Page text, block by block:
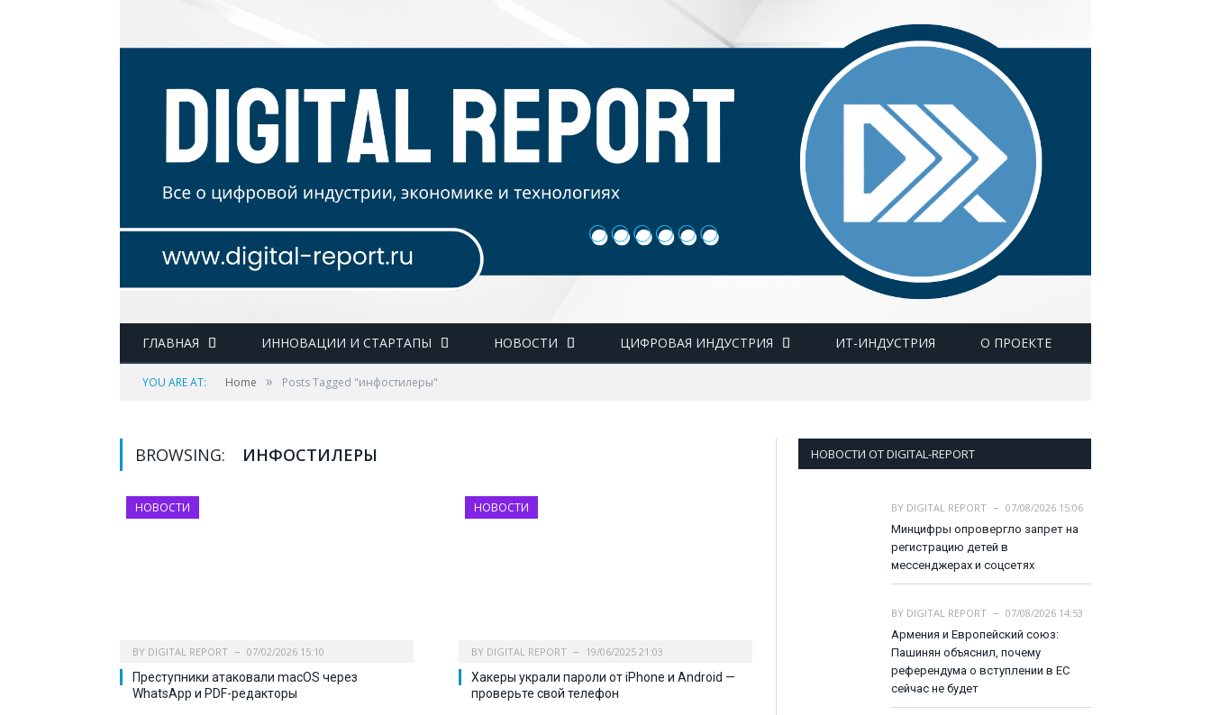
ГЛАВНАЯ ИННОВАЦИИ И СТАРТАПЫ НОВОСТИ ЦИФРОВАЯ ИНДУСТРИЯ ИТ-ИНДУСТРИЯ О ПРОЕКТЕ
YOU ARE AT: Home » Posts Tagged "инфостилеры"
BROWSING: ИНФОСТИЛЕРЫ
НОВОСТИ
BY DIGITAL REPORT 07/02/2026 15:10
Преступники атаковали macOS через
WhatsApp и PDF-редакторы
НОВОСТИ
BY DIGITAL REPORT 19/06/2025 21:03
Хакеры украли пароли от iPhone и Android —
проверьте свой телефон
НОВОСТИ ОТ DIGITAL-REPORT
BY DIGITAL REPORT
07/08/2026 15:06
Минцифры опровергло запрет на
регистрацию детей в
мессенджерах и соцсетях
BY DIGITAL REPORT
07/08/2026 14:53
Армения и Европейский союз:
Пашинян объяснил, почему
референдума о вступлении в ЕС
сейчас не будет